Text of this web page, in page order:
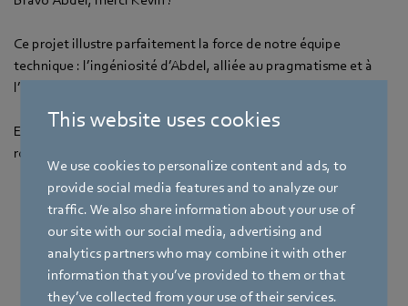
This website uses cookies
We use cookies to personalize content and ads, to
provide social media features and to analyze our
traffic. We also share information about your use of
our site with our social media, advertising and
analytics partners who may combine it with other
information that you’ve provided to them or that
they’ve collected from your use of their services.
Ce projet illustre parfaitement la force de notre équipe
technique : l’ingéniosité d’Abdel, alliée au pragmatisme et à
l’expérience terrain de Kévin.
Ensemble, ils ont permis de créer un équipement innovant,
robuste et totalement adapté à nos besoins.